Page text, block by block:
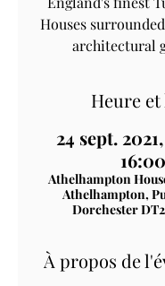
Houses
architectural
Heure et
24 sept.
16:00
Athelhampton
Athelhampton,
Dorchester
À propos de